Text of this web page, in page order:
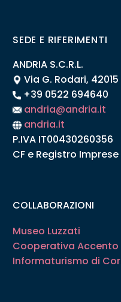
SEDE E RIFERIMENTI
ANDRIA S.C.R.L.
Via G. Rodari,
+39 0522 694640
andria@andria.it
andria.it
P.IVA IT00430260356
CF e Registro
COLLABORAZIONI
Museo Luzzati
Cooperativa Accento
Informaturismo di